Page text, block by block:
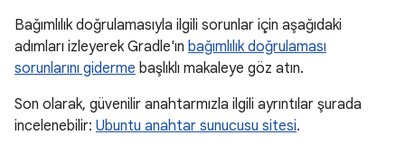
Bağımlılık doğrulamasıyla ilgili sorunlar için aşağıdaki
adımları izleyerek Gradle'ın bağımlılık doğrulaması
sorunlarını giderme başlıklı makaleye göz atın.
Son olarak, güvenilir anahtarmızla ilgili ayrıntılar şurada
incelenebilir: Ubuntu anahtar sunucusu sitesi.